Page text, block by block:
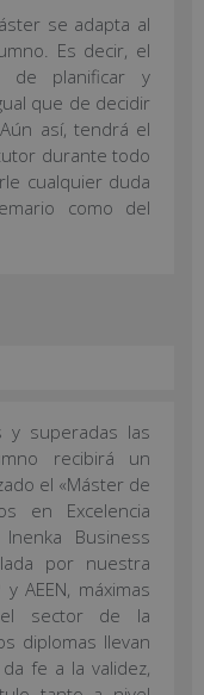
se adapta al
Es decir, el
de planificar y
que de decidir
así, tendrá el
durante todo
cualquier duda
como del
y superadas las
recibirá un
el «Máster de
en Excelencia
Business
por nuestra
AEEN, máximas
sector de la
diplomas llevan
fe a la validez,